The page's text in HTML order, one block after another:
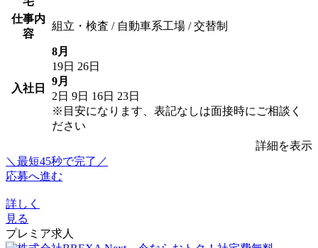
仕事内
容
組立・検査 / 自動車系工場 / 交替制
入社日
8月
19日 26日
9月
2日 9日 16日 23日
※目安になります、表記なしは面接時にご相談く
ださい
詳細を表示
＼最短45秒で完了／
応募へ進む
詳しく
見る
プレミア求人